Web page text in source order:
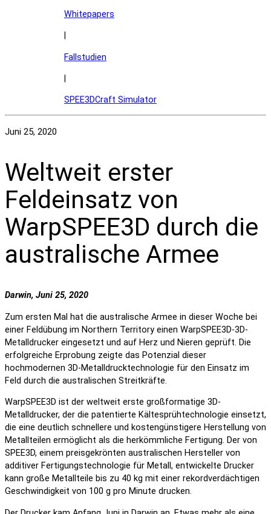
Whitepapers
Fallstudien
SPEE3DCraft Simulator
Juni 25, 2020
Weltweit erster
Feldeinsatz von
WarpSPEE3D durch die
australische Armee
Darwin, Juni 25, 2020
Zum ersten Mal hat die australische Armee in dieser Woche bei
einer Feldübung im Northern Territory einen WarpSPEE3D-3D-
Metalldrucker eingesetzt und auf Herz und Nieren geprüft. Die
erfolgreiche Erprobung zeigte das Potenzial dieser
hochmodernen 3D-Metalldrucktechnologie für den Einsatz im
Feld durch die australischen Streitkräfte.
WarpSPEE3D ist der weltweit erste großformatige 3D-
Metalldrucker, der die patentierte Kältesprühtechnologie einsetzt,
die eine deutlich schnellere und kostengünstigere Herstellung von
Metallteilen ermöglicht als die herkömmliche Fertigung. Der von
SPEE3D, einem preisgekrönten australischen Hersteller von
additiver Fertigungstechnologie für Metall, entwickelte Drucker
kann große Metallteile bis zu 40 kg mit einer rekordverdächtigen
Geschwindigkeit von 100 g pro Minute drucken.